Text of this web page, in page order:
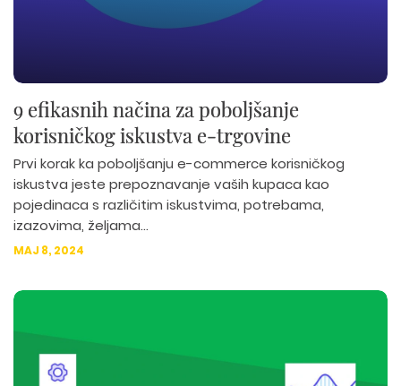
9 efikasnih načina za poboljšanje
korisničkog iskustva e-trgovine
Prvi korak ka poboljšanju e-commerce korisničkog
iskustva jeste prepoznavanje vaših kupaca kao
pojedinaca s različitim iskustvima, potrebama,
izazovima, željama...
MAJ 8, 2024